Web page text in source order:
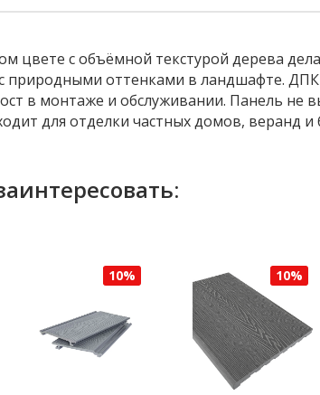
цвете с объёмной текстурой дерева
природными оттенками в ландшафте.
в монтаже и обслуживании. Панель не
для отделки частных домов, веранд и
10% 10%